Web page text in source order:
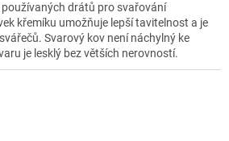
používaných drátů pro svařování
křemíku umožňuje lepší tavitelnost a je
Svarový kov není náchylný ke
je lesklý bez větších nerovností.
Nedoporučuje se však pro svařence s